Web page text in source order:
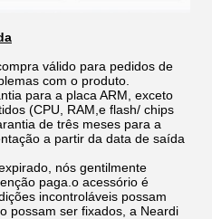
válido para pedidos de
com o produto.
para a placa ARM, exceto
(CPU, RAM,e flash/ chips
de três meses para a
a partir da data de saída
nós gentilmente
paga.o acessório é
incontroláveis possam
possam ser fixados, a Neardi